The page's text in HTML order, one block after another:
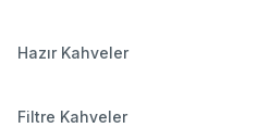
Hazır Kahveler
Filtre Kahveler